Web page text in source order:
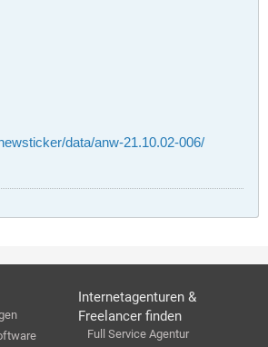
data/anw-21.10.02-006/
Internetagenturen &
Freelancer finden
Full Service Agentur